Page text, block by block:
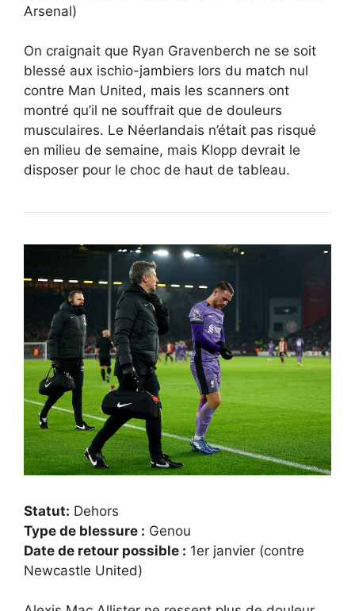
Arsenal)
On craignait que Ryan Gravenberch ne se soit
blessé aux ischio-jambiers lors du match nul
contre Man United, mais les scanners ont
montré qu’il ne souffrait que de douleurs
musculaires. Le Néerlandais n’était pas risqué
en milieu de semaine, mais Klopp devrait le
disposer pour le choc de haut de tableau.
Statut: Dehors
Type de blessure : Genou
Date de retour possible : 1er janvier (contre
Newcastle United)